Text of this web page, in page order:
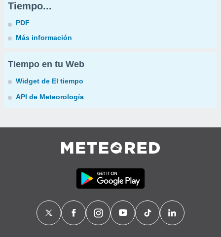
Tiempo...
PDF
Más información
Tiempo en tu Web
Widget de El tiempo
API de Meteorología